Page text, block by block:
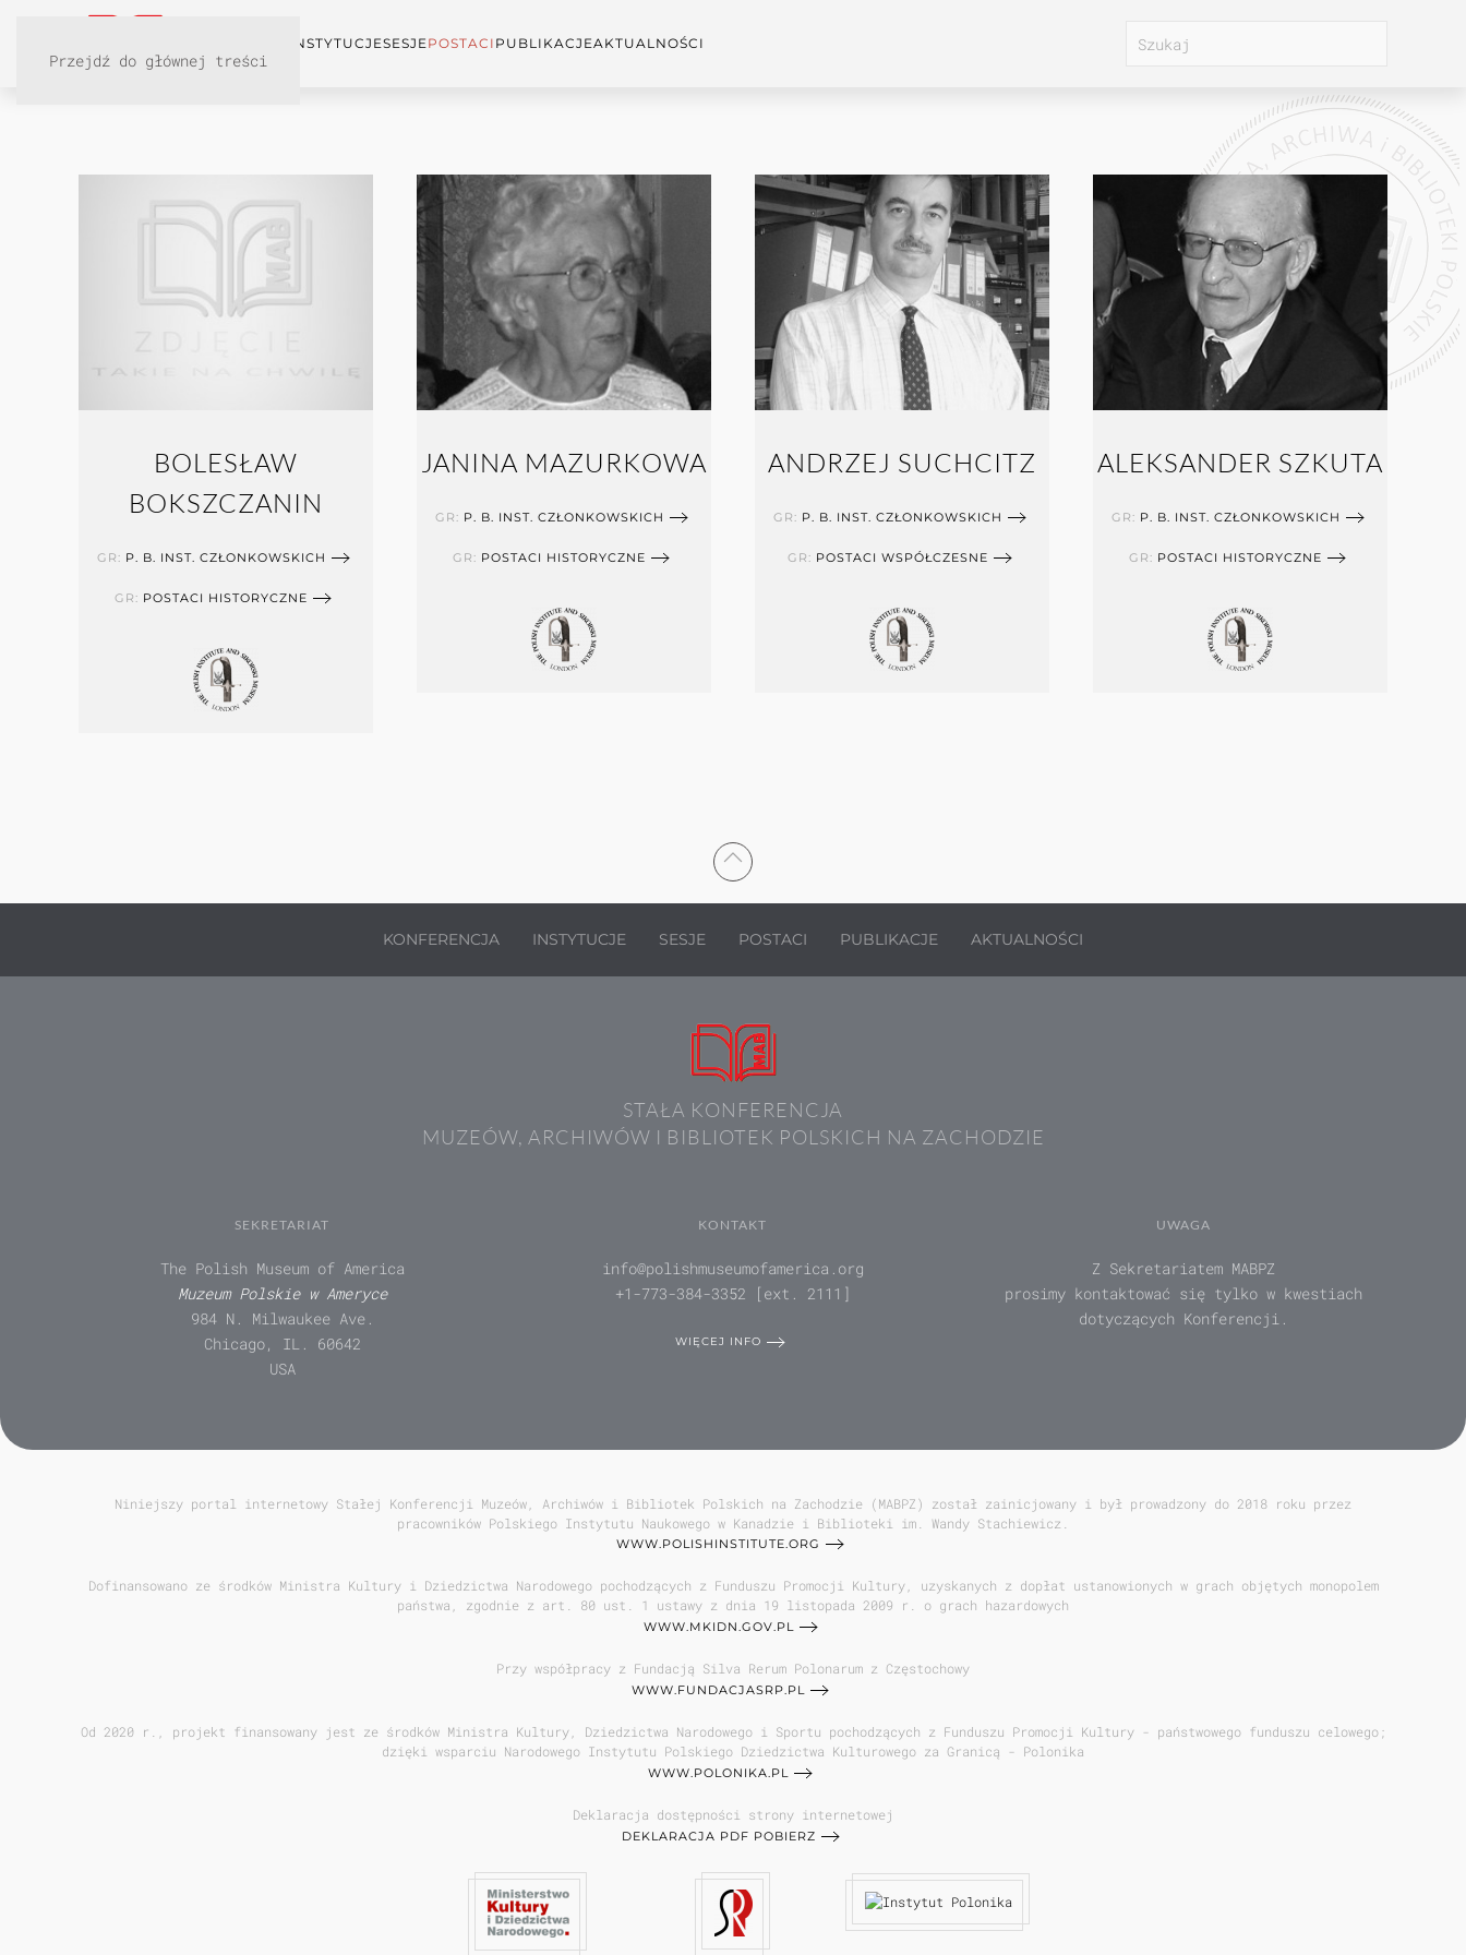
Przejdź do głównej treści
INSTYTUCJESESJEPOSTACI PUBLIKACJEAKTUALNOŚCI
BOLESŁAW
BOKSZCZANIN
GR: P. B. INST. CZŁONKOWSKICH
GR: POSTACI HISTORYCZNE
JANINA MAZURKOWA
GR: P. B. INST. CZŁONKOWSKICH
GR: POSTACI HISTORYCZNE
ANDRZEJ SUCHCITZ
GR: P. B. INST. CZŁONKOWSKICH
GR: POSTACI WSPÓŁCZESNE
ALEKSANDER SZKUTA
GR: P. B. INST. CZŁONKOWSKICH
GR: POSTACI HISTORYCZNE
KONFERENCJA INSTYTUCJE SESJE POSTACI PUBLIKACJE AKTUALNOŚCI
STAŁA KONFERENCJA
MUZEÓW, ARCHIWÓW I BIBLIOTEK POLSKICH NA ZACHODZIE
SEKRETARIAT
The Polish Museum of America
Muzeum Polskie w Ameryce
984 N. Milwaukee Ave.
Chicago, IL. 60642
USA
KONTAKT
info@polishmuseumofamerica.org
+1-773-384-3352 [ext. 2111]
WIĘCEJ INFO
UWAGA
Z Sekretariatem MABPZ
prosimy kontaktować się tylko w kwestiach
dotyczących Konferencji.
Niniejszy portal internetowy Stałej Konferencji Muzeów, Archiwów i Bibliotek Polskich na Zachodzie (MABPZ) został zainicjowany i był prowadzony do 2018 roku przez
pracowników Polskiego Instytutu Naukowego w Kanadzie i Biblioteki im. Wandy Stachiewicz.
WWW.POLISHINSTITUTE.ORG
Dofinansowano ze środków Ministra Kultury i Dziedzictwa Narodowego pochodzących z Funduszu Promocji Kultury, uzyskanych z dopłat ustanowionych w grach objętych monopolem
państwa, zgodnie z art. 80 ust. 1 ustawy z dnia 19 listopada 2009 r. o grach hazardowych
WWW.MKIDN.GOV.PL
Przy współpracy z Fundacją Silva Rerum Polonarum z Częstochowy
WWW.FUNDACJASRP.PL
Od 2020 r., projekt finansowany jest ze środków Ministra Kultury, Dziedzictwa Narodowego i Sportu pochodzących z Funduszu Promocji Kultury - państwowego funduszu celowego;
dzięki wsparciu Narodowego Instytutu Polskiego Dziedzictwa Kulturowego za Granicą - Polonika
WWW.POLONIKA.PL
Deklaracja dostępności strony internetowej
DEKLARACJA PDF POBIERZ